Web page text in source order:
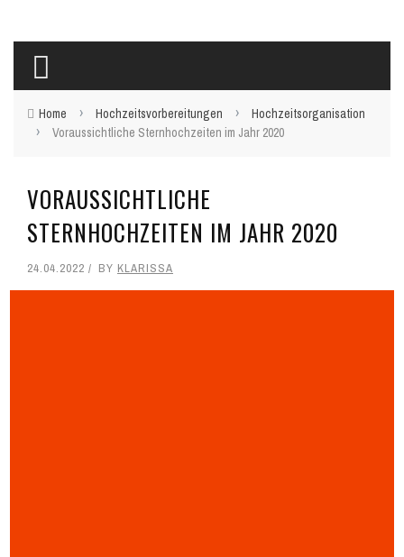
Home › Hochzeitsvorbereitungen › Hochzeitsorganisation
› Voraussichtliche Sternhochzeiten im Jahr 2020
VORAUSSICHTLICHE
STERNHOCHZEITEN IM JAHR 2020
24.04.2022 BY KLARISSA